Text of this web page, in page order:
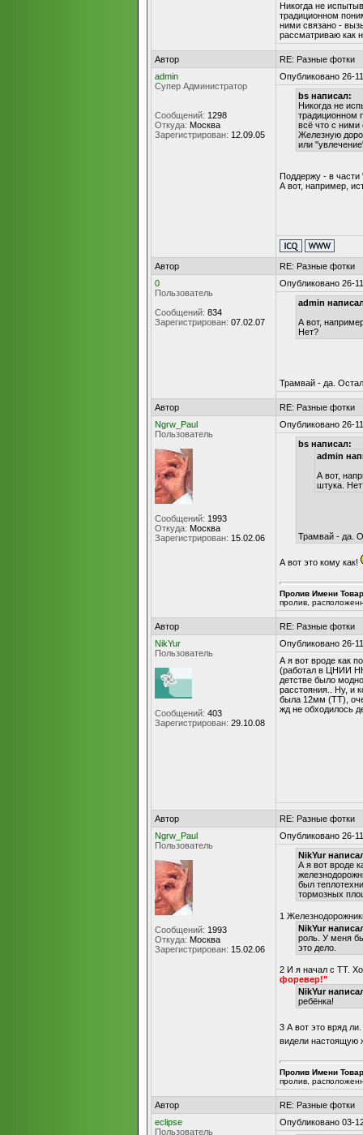
Никогда не
традиционном
ними связано -
рассматриваю как
Автор
RE: Разные фотки
admin
Супер Администратор
Сообщений: 1298
Откуда: Москва
Зарегистрирован: 12.09.05
Опубликовано 26-
bs написал:
Никогда не
традиционном
всё что с ними
Железную
или
Поддержу - в части
А вот, например,
Автор
RE: Разные фотки
0
Пользователь
Сообщений: 834
Зарегистрирован: 07.02.07
Опубликовано 26-
admin
А вот,
Нет?
Трамвай - да.
Автор
RE: Разные фотки
Ngrw_Paul
Пользователь
Сообщений: 1993
Откуда: Москва
Зарегистрирован: 15.02.06
Опубликовано 26-
bs написал:
admin
А вот,
штука.
Трамвай - да.
А вот это кому как!
Пролив Имени
пролив,
Автор
RE: Разные фотки
NikYur
Пользователь
Сообщений: 403
Зарегистрирован: 29.10.08
Опубликовано 26-
А я вот вроде как
(работал в ЦНИИ
детстве было
расстояния.. Ну, и
была 12мм (ТТ),
жд не обходилось
Автор
RE: Разные фотки
Ngrw_Paul
Пользователь
Сообщений: 1993
Откуда: Москва
Зарегистрирован: 15.02.06
Опубликовано 26-
NikYur
А я вот вроде
был
тормозных
1
NikYur
роль. У меня
это дело.
2 И я начал с ТТ.
форевер!"
NikYur
ребёнка!
3 А вот это вряд ли.
видели настоящую
Пролив Имени
пролив,
Автор
RE: Разные фотки
eclipse
Пользователь
Опубликовано 03-